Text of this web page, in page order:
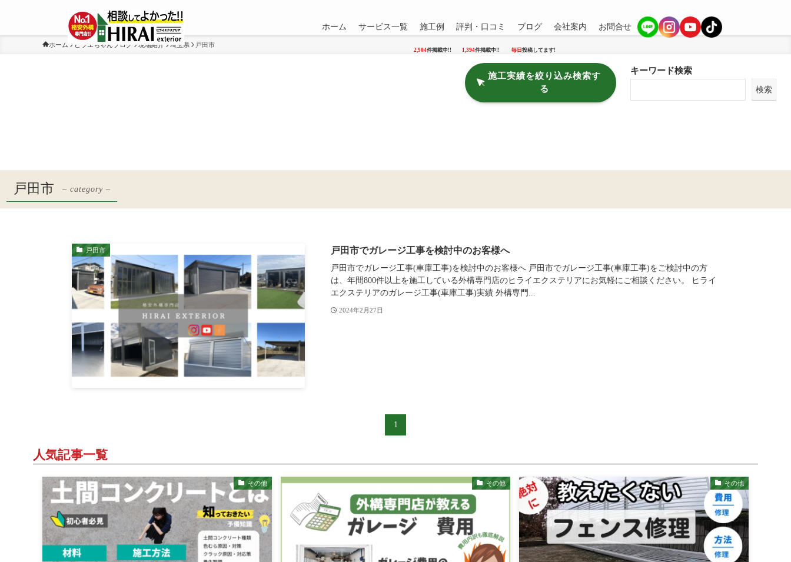
ホーム サービス一覧 施工例
2,904件掲載中!!
評判・口コミ
1,394件掲載中!!
ブログ
毎日 投稿してます!
会社案内 お問合せ
ホーム ヒラエちゃんブログ 現場紹介 埼玉県 戸田市
施工実績を絞り込み検索す
る
キーワード検索
検索
戸田市 – category –
戸田市 戸田市でガレージ工事を検討中のお客様へ
戸田市でガレージ工事(車庫工事)を検討中のお客様へ 戸田市でガレージ工事(車庫工事)をご検討中の方
は、年間800件以上を施工している外構専門店のヒライエクステリアにお気軽にご相談ください。 ヒライ
エクステリアのガレージ工事(車庫工事)実績 外構専門...
2024年2月27日
1
人気記事一覧
その他 その他 その他